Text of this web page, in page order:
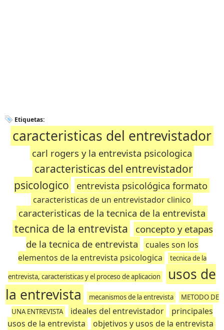
Etiquetas:
caracteristicas del entrevistador
carl rogers y la entrevista psicologica
caracteristicas del entrevistador
psicologico
entrevista psicológica formato
caracteristicas de un entrevistador clinico
caracteristicas de la tecnica de la entrevista
tecnica de la entrevista
concepto y etapas
de la tecnica de entrevista
cuales son los
elementos de la entrevista psicologica
tecnica de la
entrevista, caracteristicas y el proceso de aplicacion
usos de
la entrevista
mecanismos de la entrevista
METODO DE
UNA ENTREVISTA
ideales del entrevistador
principales
usos de la entrevista
objetivos y usos de la entrevista